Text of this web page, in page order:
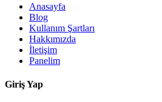
Anasayfa
Blog
Kullanım Şartları
Hakkımızda
İletişim
Panelim
Giriş Yap